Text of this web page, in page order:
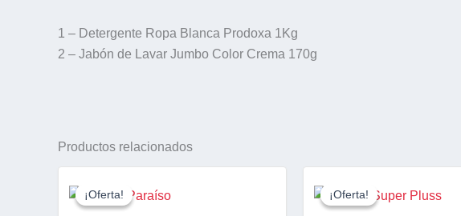
1 – Detergente Ropa Blanca Prodoxa 1Kg
2 – Jabón de Lavar Jumbo Color Crema 170g
Productos relacionados
¡Oferta!
¡Oferta!
precio
original
precio
actual
¡Oferta!
¡Oferta!
precio
original
precio
actual